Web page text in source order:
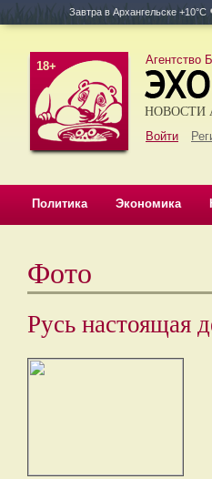
Завтра в Архангельске +10°C
18+ Агентство
Войти
НОВОСТИ
Политика Экономика
Фото
Русь настоящая